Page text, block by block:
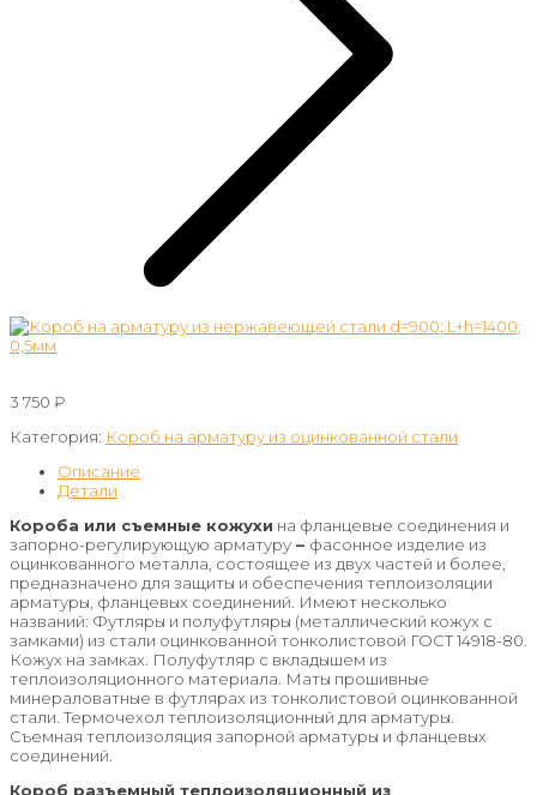
3 750 ₽
Категория: Короб на арматуру из оцинкованной стали
Описание
Детали
Короба или съемные кожухи на фланцевые соединения и
запорно-регулирующую арматуру – фасонное изделие из
оцинкованного металла, состоящее из двух частей и более,
предназначено для защиты и обеспечения теплоизоляции
арматуры, фланцевых соединений. Имеют несколько
названий: Футляры и полуфутляры (металлический кожух с
замками) из стали оцинкованной тонколистовой ГОСТ 14918-80.
Кожух на замках. Полуфутляр с вкладышем из
теплоизоляционного материала. Маты прошивные
минераловатные в футлярах из тонколистовой оцинкованной
стали. Термочехол теплоизоляционный для арматуры.
Съемная теплоизоляция запорной арматуры и фланцевых
соединений.
Короб разъемный теплоизоляционный из